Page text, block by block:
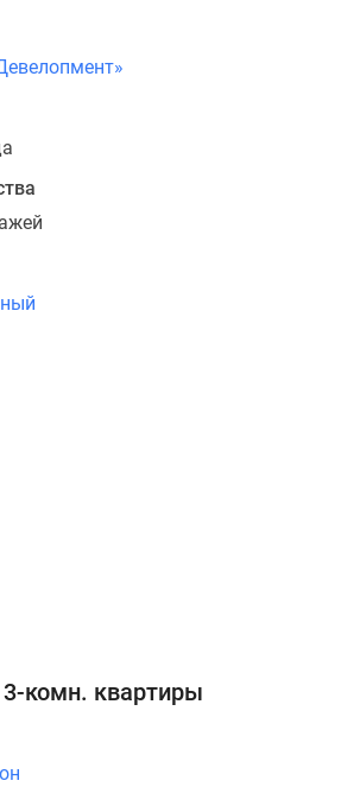
комн. квартиры